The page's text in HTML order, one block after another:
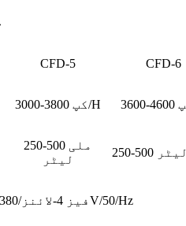
CFD-5 CFD-6
3000-3800 کپ/H
250-500 ملی
لیٹر
لیٹر
3-فیز 4-لائنز/380V/50/Hz